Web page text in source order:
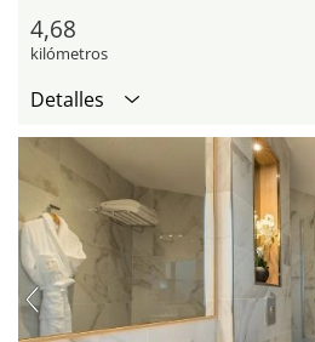
4,68
kilómetros
Detalles